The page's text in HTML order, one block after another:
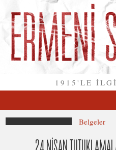
1915'LE
Belgeler